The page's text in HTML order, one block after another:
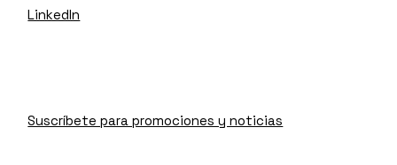
LinkedIn
Suscríbete para promociones y noticias